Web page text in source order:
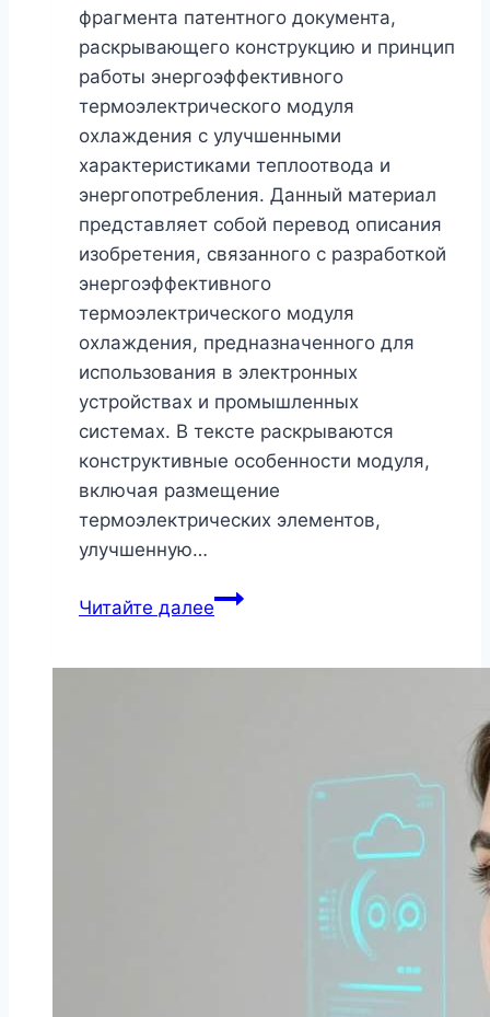
фрагмента патентного документа,
раскрывающего конструкцию и принцип
работы энергоэффективного
термоэлектрического модуля
охлаждения с улучшенными
характеристиками теплоотвода и
энергопотребления. Данный материал
представляет собой перевод описания
изобретения, связанного с разработкой
энергоэффективного
термоэлектрического модуля
охлаждения, предназначенного для
использования в электронных
устройствах и промышленных
системах. В тексте раскрываются
конструктивные особенности модуля,
включая размещение
термоэлектрических элементов,
улучшенную…
Читайте далееПеревод